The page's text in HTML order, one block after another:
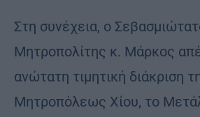
Στη συνέχεια, ο
Μητροπολίτης κ. Μάρκος
ανώτατη τιμητική διάκριση
Μητροπόλεως Χίου, το